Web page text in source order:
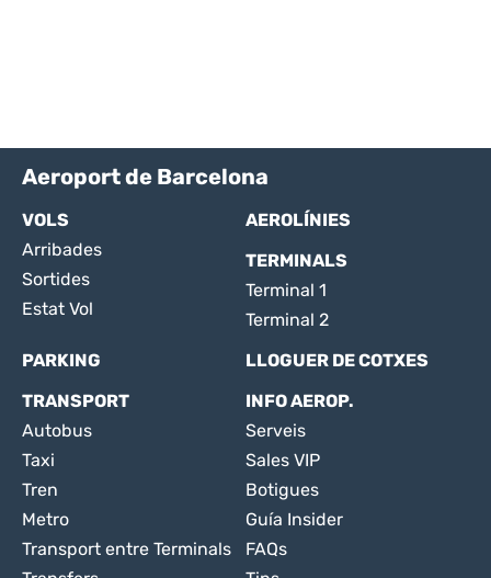
Aeroport de Barcelona
VOLS
Arribades
Sortides
Estat Vol
AEROLÍNIES
TERMINALS
Terminal 1
Terminal 2
PARKING
LLOGUER DE COTXES
TRANSPORT
Autobus
Taxi
Tren
Metro
Transport entre Terminals
INFO AEROP.
Serveis
Sales VIP
Botigues
Guía Insider
FAQs